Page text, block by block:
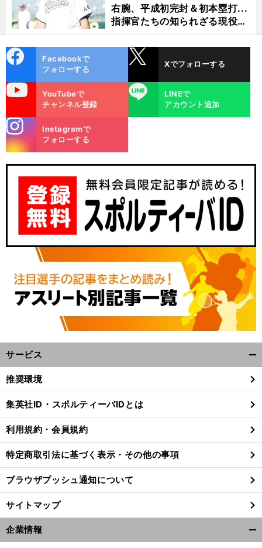
・
藤
へ
右腕、平成初完封＆初本塁打...
指揮官たちの知られざる現役時
代
ok
Facebookで
フォローする
Xでフォローする
YouTubeで
チャンネル登録
LINE
LINEで
アカウント追加
m
Instagramで
フォローする
サービス
閉
る
推奨環境
集英社ID・スポルティーバIDとは
利用規約・会員規約
特定商取引法に基づく表示・その他の事項
ブラウザプッシュ通知について
サイトマップ
企業情報